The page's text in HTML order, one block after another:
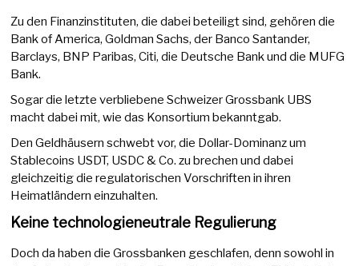
Zu den Finanzinstituten, die dabei beteiligt sind, gehören die
Bank of America, Goldman Sachs, der Banco Santander,
Barclays, BNP Paribas, Citi, die Deutsche Bank und die MUFG
Bank.
Sogar die letzte verbliebene Schweizer Grossbank UBS
macht dabei mit, wie das Konsortium bekanntgab.
Den Geldhäusern schwebt vor, die Dollar-Dominanz um
Stablecoins USDT, USDC & Co. zu brechen und dabei
gleichzeitig die regulatorischen Vorschriften in ihren
Heimatländern einzuhalten.
Keine technologieneutrale Regulierung
Doch da haben die Grossbanken geschlafen, denn sowohl in